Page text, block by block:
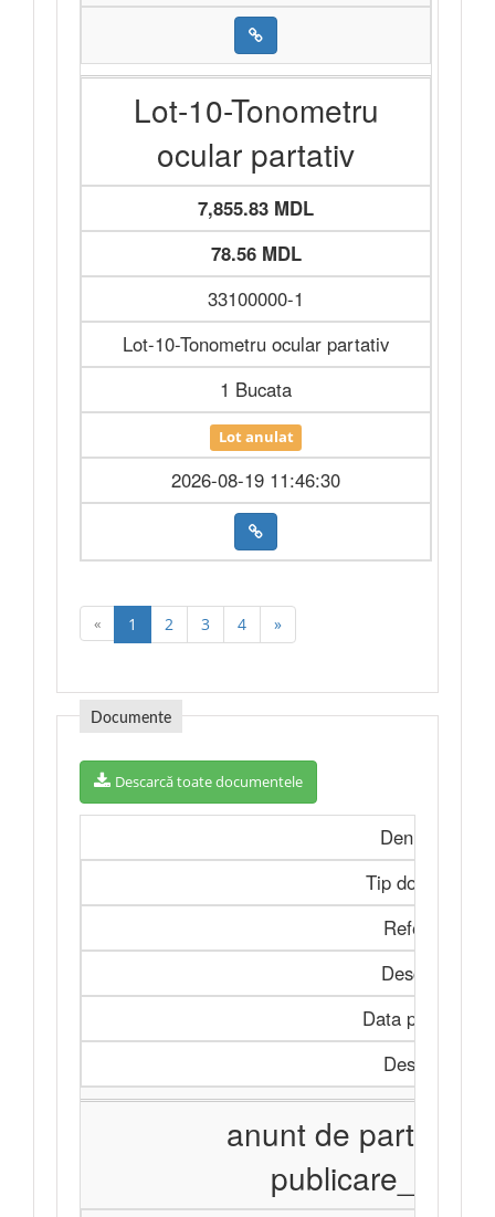
Lot-10-Tonometru
ocular partativ
7,855.83 MDL
78.56 MDL
33100000-1
Lot-10-Tonometru ocular partativ
1 Bucata
Lot anulat
2026-08-19 11:46:30
« 1 2 3 4 »
Documente
Descarcă toate documentele
Denumire
Tip document
Referința
Descriere
Data publicării
Descarcă
anunt de